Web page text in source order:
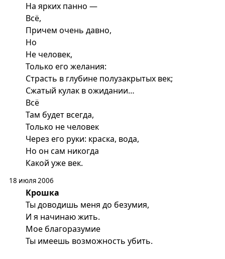
На ярких панно —
Всё,
Причем очень давно,
Но
Не человек,
Только его желания:
Страсть в глубине полузакрытых век;
Сжатый кулак в ожидании…
Всё
Там будет всегда,
Только не человек
Через его руки: краска, вода,
Но он сам никогда
Какой уже век.
18 июля 2006
Крошка
Ты доводишь меня до безумия,
И я начинаю жить.
Мое благоразумие
Ты имеешь возможность убить.